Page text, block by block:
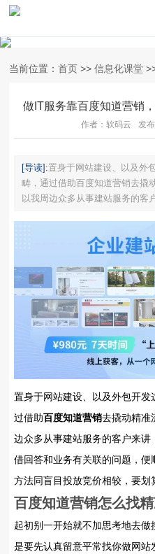
当前位置： 首页 >> 信息化课堂
做IT服务靠百度知道营销
作者：软码云 发
[导读]:置身于网站建设、以及外
畴，通过借助百度知道营销去撬
以我周边众多从事建站服务的客
置身于网站建设、以及外包开发
过借助百度知道营销去撬动精准
边众多从事建站服务的客户来
借回答和业务有关联的问题，
方法同盲目投放竞价相较，要划
百度知道营销怎么找
起初别一开始就不加思考地去
是要先认真留意平常找你做网